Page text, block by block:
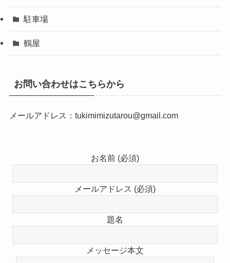
駐車場
鶴屋
お問い合わせはこちらから
メールアドレス：tukimimizutarou@gmail.com
お名前 (必須)
メールアドレス (必須)
題名
メッセージ本文